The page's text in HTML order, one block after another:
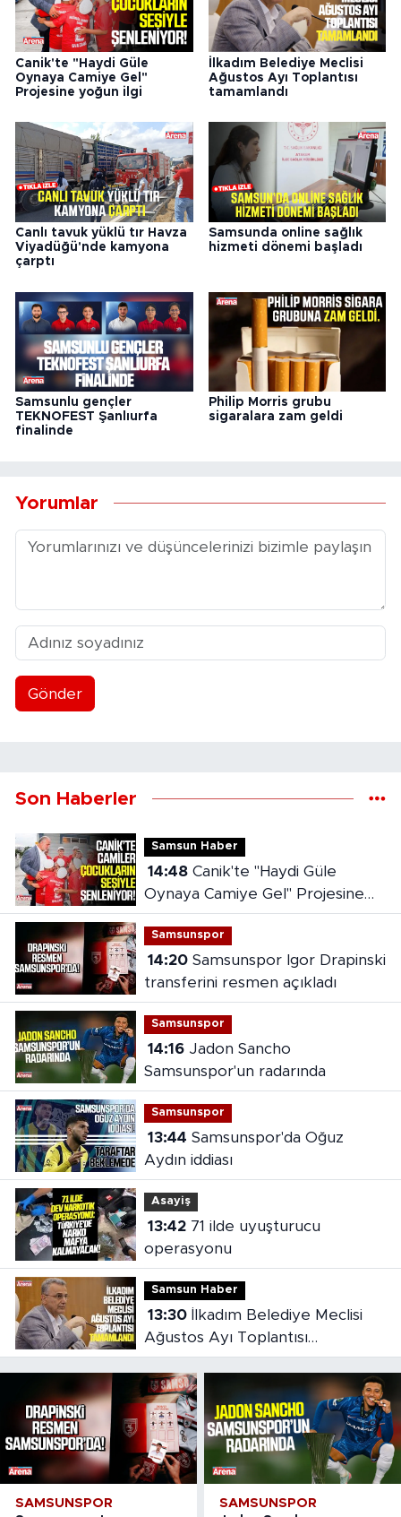
Canik'te "Haydi Güle
Oynaya Camiye Gel"
Projesine yoğun ilgi
İlkadım Belediye Meclisi
Ağustos Ayı Toplantısı
tamamlandı
Canlı tavuk yüklü tır Havza
Viyadüğü'nde kamyona
çarptı
Samsunda online sağlık
hizmeti dönemi başladı
Samsunlu gençler
TEKNOFEST Şanlıurfa
finalinde
Philip Morris grubu
sigaralara zam geldi
Yorumlar
Gönder
Son Haberler
Samsun Haber
14:48Canik'te "Haydi Güle
Oynaya Camiye Gel" Projesine
yoğun ilgi
Samsunspor
14:20Samsunspor Igor Drapinski
transferini resmen açıkladı
Samsunspor
14:16Jadon Sancho
Samsunspor'un radarında
Samsunspor
13:44
Aydın iddiası
Asayiş
13:4271 ilde uyuşturucu
operasyonu
Samsun Haber
13:30İlkadım Belediye Meclisi
Ağustos Ayı Toplantısı
tamamlandı
SAMSUNSPOR SAMSUNSPOR